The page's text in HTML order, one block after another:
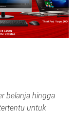
belanja hingga
untuk